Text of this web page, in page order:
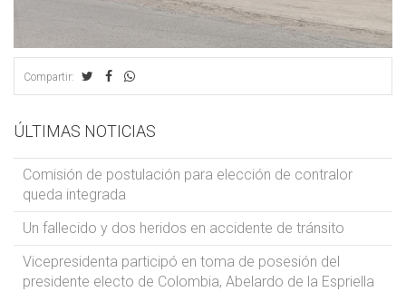
Compartir:
ÚLTIMAS NOTICIAS
Comisión de postulación para elección de contralor
queda integrada
Un fallecido y dos heridos en accidente de tránsito
Vicepresidenta participó en toma de posesión del
presidente electo de Colombia, Abelardo de la Espriella